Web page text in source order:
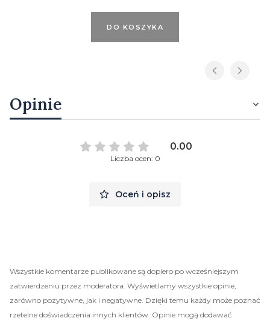
DO KOSZYKA
Opinie
0.00
Liczba ocen: 0
Oceń i opisz
Wszystkie komentarze publikowane są dopiero po wcześniejszym
zatwierdzeniu przez moderatora. Wyświetlamy wszystkie opinie,
zarówno pozytywne, jak i negatywne. Dzięki temu każdy może poznać
rzetelne doświadczenia innych klientów. Opinie mogą dodawać